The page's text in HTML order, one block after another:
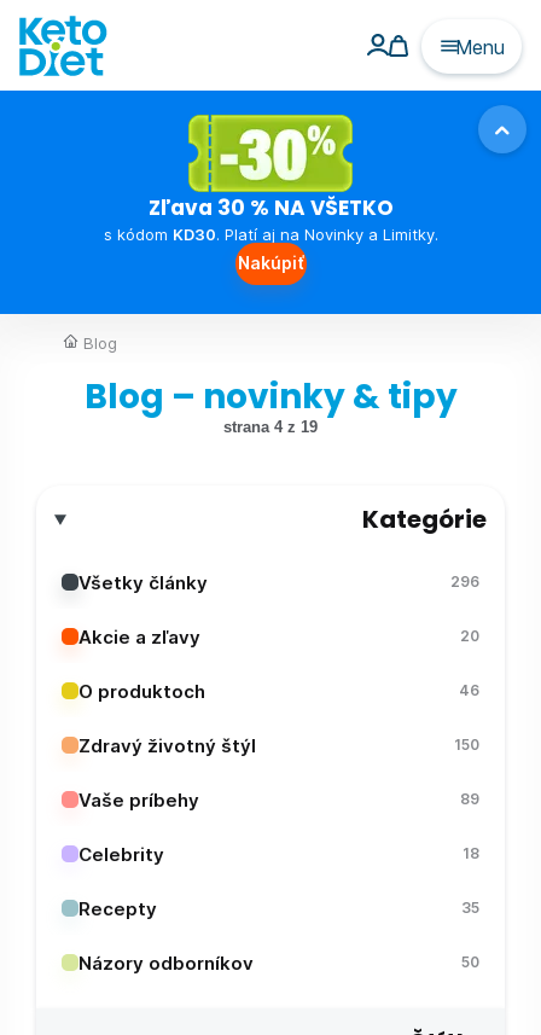
Menu
Zľava 30 % NA VŠETKO
s kódom KD30. Platí aj na Novinky a Limitky.
Nakúpiť
Blog
Blog – novinky & tipy
strana 4 z 19
Kategórie
Všetky články 296
Akcie a zľavy 20
O produktoch 46
Zdravý životný štýl 150
Vaše príbehy 89
Celebrity 18
Recepty 35
Názory odborníkov 50